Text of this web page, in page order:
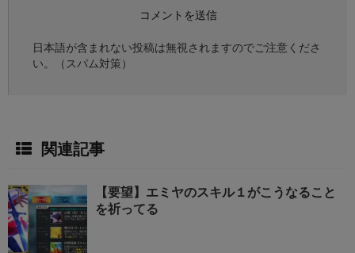
日本語が含まれない投稿は無視されますのでご注意くださ
い。（スパム対策）
関連記事
【要望】エミヤのスキル１がこうなること
を祈ってる